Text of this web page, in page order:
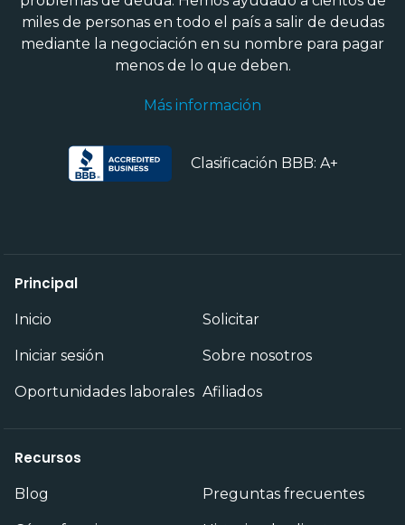
miles de personas en todo el país a salir de deudas
mediante la negociación en su nombre para pagar
menos de lo que deben.
Más información
Clasificación BBB: A+
Principal
Inicio Solicitar
Iniciar sesión Sobre nosotros
Oportunidades laborales Afiliados
Recursos
Blog Preguntas frecuentes